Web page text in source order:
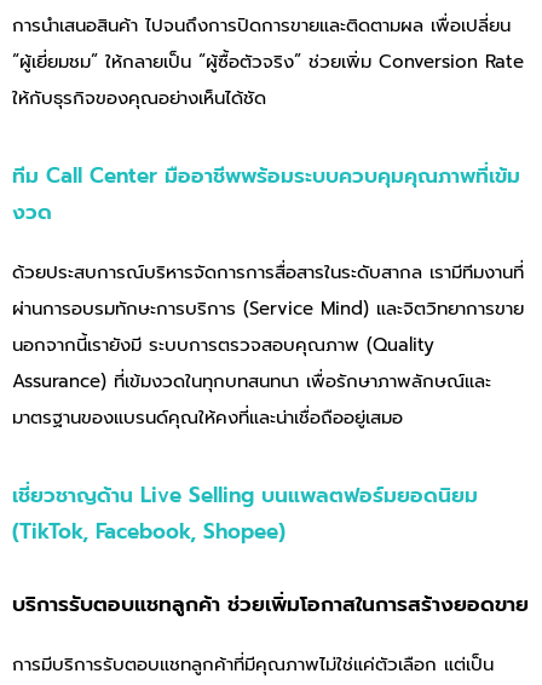
การนำเสนอสินค้า ไปจนถึงการปิดการขายและติดตามผล เพื่อเปลี่ยน
“ผู้เยี่ยมชม” ให้กลายเป็น “ผู้ซื้อตัวจริง” ช่วยเพิ่ม Conversion Rate
ให้กับธุรกิจของคุณอย่างเห็นได้ชัด
ทีม Call Center มืออาชีพพร้อมระบบควบคุมคุณภาพที่เข้ม
งวด
ด้วยประสบการณ์บริหารจัดการการสื่อสารในระดับสากล เรามีทีมงานที่
ผ่านการอบรมทักษะการบริการ (Service Mind) และจิตวิทยาการขาย
นอกจากนี้เรายังมี ระบบการตรวจสอบคุณภาพ (Quality
Assurance) ที่เข้มงวดในทุกบทสนทนา เพื่อรักษาภาพลักษณ์และ
มาตรฐานของแบรนด์คุณให้คงที่และน่าเชื่อถืออยู่เสมอ
เชี่ยวชาญด้าน Live Selling บนแพลตฟอร์มยอดนิยม
(TikTok, Facebook, Shopee)
บริการรับตอบแชทลูกค้า ช่วยเพิ่มโอกาสในการสร้างยอดขาย
การมีบริการรับตอบแชทลูกค้าที่มีคุณภาพไม่ใช่แค่ตัวเลือก แต่เป็น